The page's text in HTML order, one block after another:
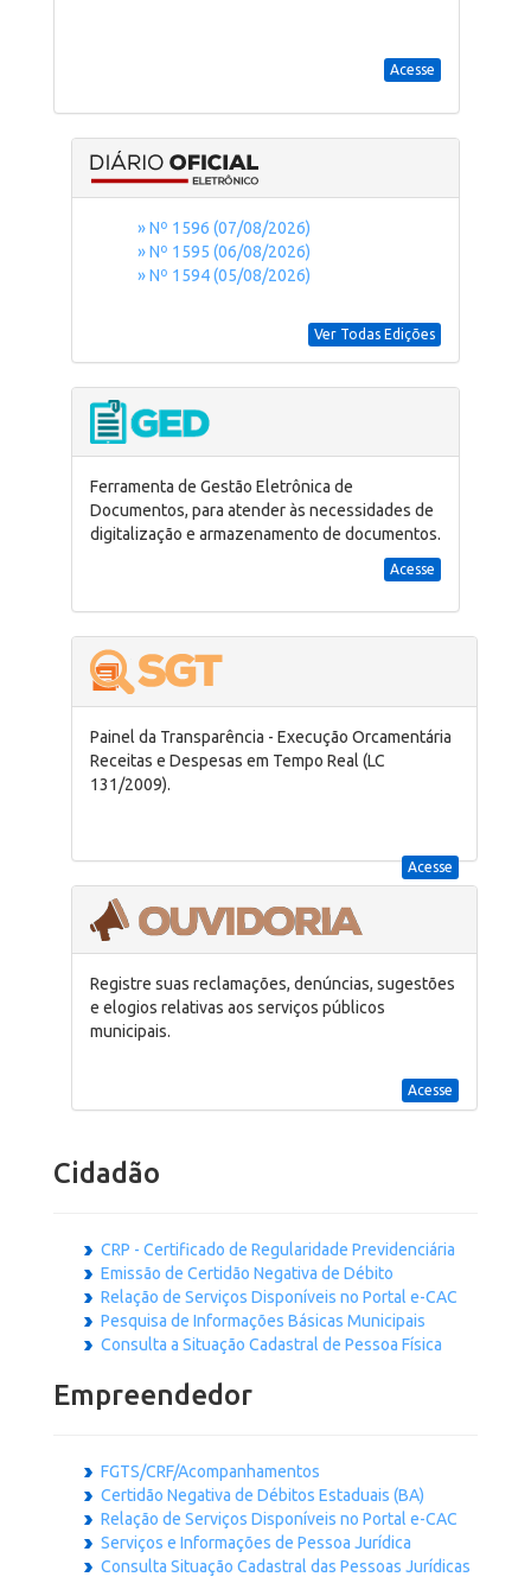
Acesse
» Nº 1596 (07/08/2026)
» Nº 1595 (06/08/2026)
» Nº 1594 (05/08/2026)
Ver Todas Edições
Ferramenta de Gestão Eletrônica de
Documentos, para atender às necessidades de
digitalização e armazenamento de documentos.
Acesse
Painel da Transparência - Execução Orcamentária
Receitas e Despesas em Tempo Real (LC
131/2009).
Acesse
Registre suas reclamações, denúncias, sugestões
e elogios relativas aos serviços públicos
municipais.
Acesse
Cidadão
CRP - Certificado de Regularidade Previdenciária
Emissão de Certidão Negativa de Débito
Relação de Serviços Disponíveis no Portal e-CAC
Pesquisa de Informações Básicas Municipais
Consulta a Situação Cadastral de Pessoa Física
Empreendedor
FGTS/CRF/Acompanhamentos
Certidão Negativa de Débitos Estaduais (BA)
Relação de Serviços Disponíveis no Portal e-CAC
Serviços e Informações de Pessoa Jurídica
Consulta Situação Cadastral das Pessoas Jurídicas